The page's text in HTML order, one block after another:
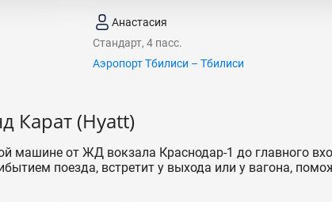
Анастасия
Стандарт, 4 пасс.
Аэропорт Тбилиси – Тбилиси
Карат (Hyatt)
машине от ЖД вокзала Краснодар-1 до главного
поезда, встретит у выхода или у вагона,